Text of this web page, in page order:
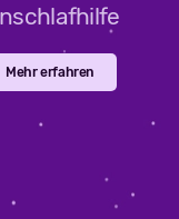
Mehr erfahren